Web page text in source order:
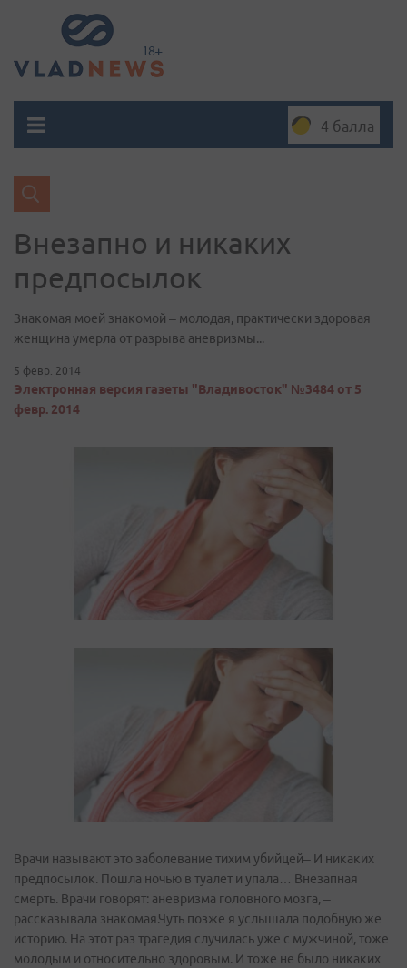
4 балла
Внезапно и никаких
предпосылок
Знакомая моей знакомой – молодая, практически здоровая
женщина умерла от разрыва аневризмы...
5 февр. 2014
Электронная версия газеты "Владивосток" №3484 от 5
февр. 2014
Врачи называют это заболевание тихим убийцей– И никаких
предпосылок. Пошла ночью в туалет и упала… Внезапная
смерть. Врачи говорят: аневризма головного мозга, –
рассказывала знакомая.Чуть позже я услышала подобную же
историю. На этот раз трагедия случилась уже с мужчиной, тоже
молодым и относительно здоровым. И тоже не было никаких